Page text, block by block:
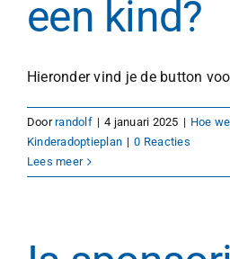
een kind?
Hieronder vind je de button
Doorrandolf | 4 januari 2025 | Hoe
Kinderadoptieplan | 0 Reacties
Lees meer